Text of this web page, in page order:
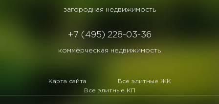
загородная недвижимость
+7 (495) 228-03-36
коммерческая недвижимость
Карта сайта
Все элитные ЖК
Все элитные КП